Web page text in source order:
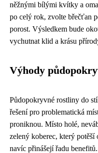
něžnými bílými kvítky a
po celý rok, zvolte břečťan
porost. Výsledkem bude
vychutnat klid a krásu
Výhody
Půdopokryvné rostliny do
řešení pro problematická
proniknou. Místo holé,
zelený koberec, který potěší
navíc přinášejí řadu